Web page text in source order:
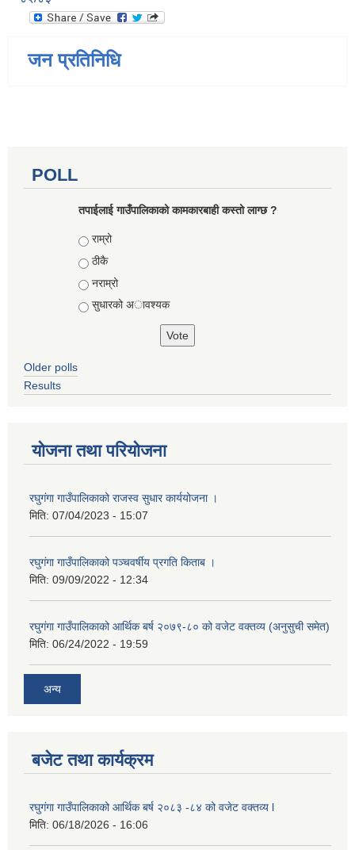
जन प्रतिनिधि
POLL
तपाईलाई गाउँपालिकाको कामकारबाही कस्तो लाग्छ ?
Choices
राम्रो
ठीकै
नराम्रो
सुधारको अावश्यक
Older polls
Results
योजना तथा परियोजना
रघुगंगा गाउँपालिकाको राजस्व सुधार कार्ययोजना ।
मिति: 07/04/2023 - 15:07
रघुगंगा गाउँपालिकाको पञ्चवर्षीय प्रगति किताब ।
मिति: 09/09/2022 - 12:34
रघुगंगा गाउँपालिकाको आर्थिक बर्ष २०७९-८० को वजेट वक्तव्य (अनुसुची समेत)
मिति: 06/24/2022 - 19:59
अन्य
बजेट तथा कार्यक्रम
रघुगंगा गाउँपालिकाको आर्थिक बर्ष २०८३ -८४ को वजेट वक्तव्य l
मिति: 06/18/2026 - 16:06